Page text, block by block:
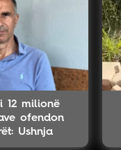
12 milionë
ofendon
Ushnja